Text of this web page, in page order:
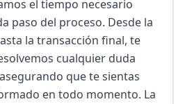
el tiempo necesario
paso del proceso. Desde la
la transacción final, te
cualquier duda
que te sientas
en todo momento. La